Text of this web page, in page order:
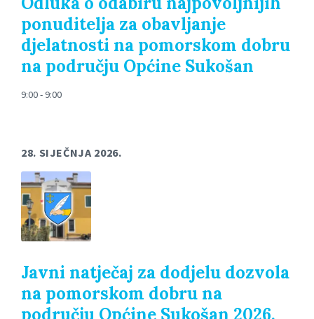
ponuditelja za obavljanje
djelatnosti na pomorskom dobru
na području Općine Sukošan
9:00 - 9:00
28. SIJEČNJA 2026.
Javni natječaj za dodjelu dozvola
na pomorskom dobru na
području Općine Sukošan 2026.